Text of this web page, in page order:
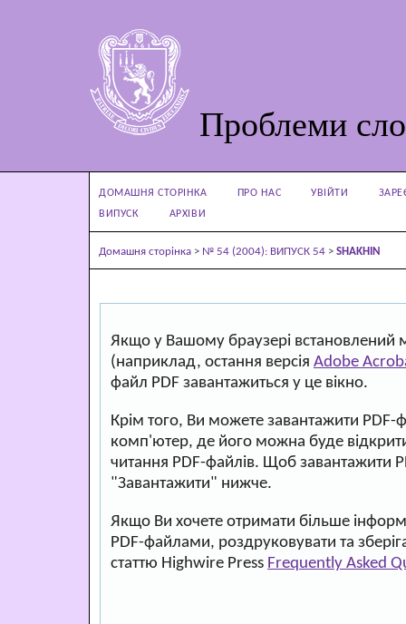
Проблеми
ДОМАШНЯ СТОРІНКА ПРО НАС УВІЙТИ
ВИПУСК
АРХІВИ
Домашня сторінка > № 54 (2004): ВИПУСК 54 > SHAKHIN
Якщо у Вашому браузері встановлений
(наприклад, остання версія Adobe
файл PDF завантажиться у це вікно.
Крім того, Ви можете завантажити PDF-
комп'ютер, де його можна буде
читання PDF-файлів. Щоб завантажити
"Завантажити" нижче.
Якщо Ви хочете отримати більше
PDF-файлами, роздруковувати та
статтю Highwire Press Frequently Asked